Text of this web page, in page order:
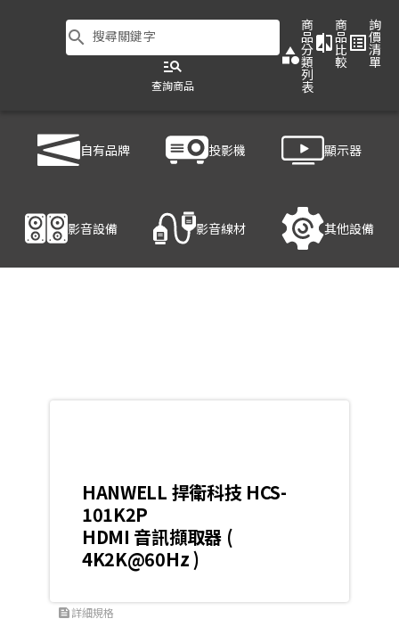
search 搜尋關鍵字
manage_search
查詢商品
category
商
品
分
類
列
表
compare
商
品
比
較
list_alt
詢
價
清
單
自有品牌 投影機 顯示器
影音設備 影音線材 其他設備
HANWELL 捍衛科技 HCS-101K2P
HANWELL 捍衛科技 HCS-
101K2P
HDMI 音訊擷取器 (
4K2K@60Hz )
feed詳細規格